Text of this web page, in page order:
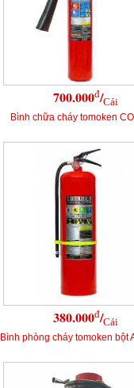
700.000đ/Cái
Bình chữa cháy tomoken
380.000đ/Cái
Bình phòng cháy tomoken bột